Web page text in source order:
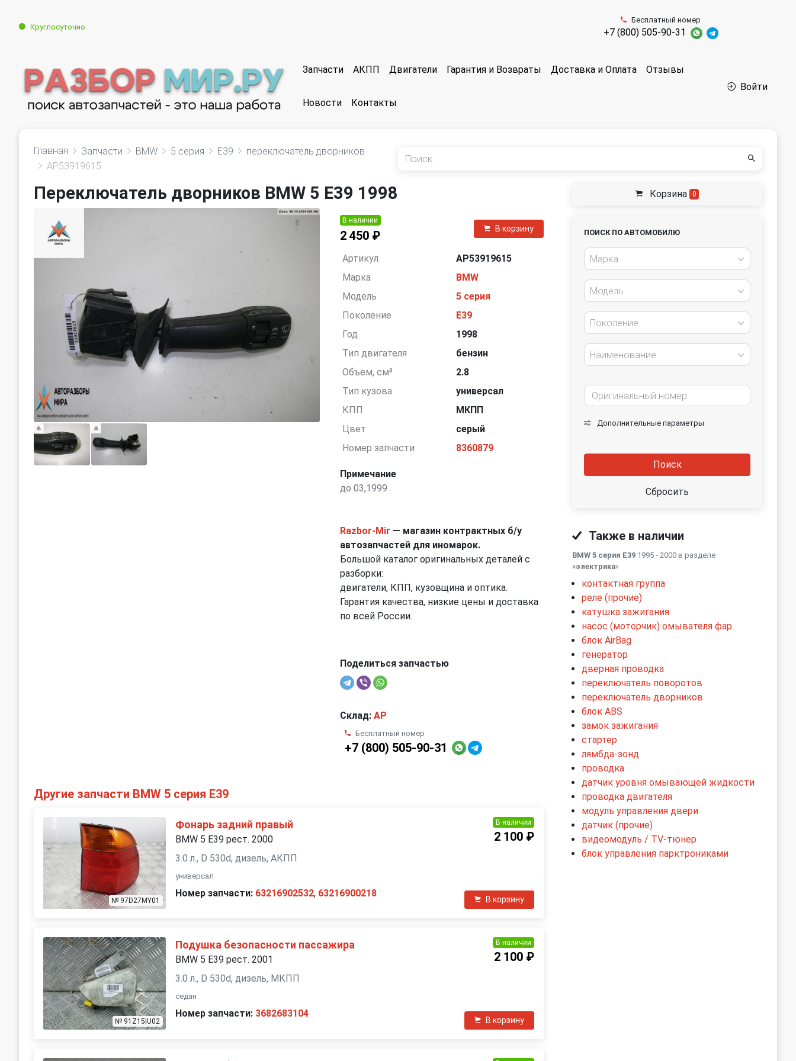
Круглосуточно
Бесплатный номер
+7 (800) 505-90-31
Запчасти АКПП Двигатели Гарантия и Возвраты Доставка и Оплата Отзывы
Новости Контакты
Войти
Главная Запчасти BMW 5 серия E39
переключатель дворников
AP53919615
Переключатель дворников BMW 5 E39 1998
В наличии
2 450 ₽
В корзину
Артикул
AP53919615
Марка
BMW
Модель
5 серия
Поколение
E39
Год
1998
Тип двигателя
бензин
Объем, см³
2.8
Тип кузова
универсал
КПП
МКПП
Цвет
серый
Номер запчасти
8360879
Примечание
до 03,1999
Razbor-Mir — магазин контрактных б/у
автозапчастей для иномарок.
Большой каталог оригинальных деталей с
разборки:
двигатели, КПП, кузовщина и оптика.
Гарантия качества, низкие цены и доставка
по всей России.
Поделиться запчастью
Склад: AP
Бесплатный номер
+7 (800) 505-90-31
Другие запчасти BMW 5 серия E39
№ 97D27MY01
Фонарь задний правый
BMW 5 E39 рест. 2000
3.0 л., D 530d, дизель, АКПП
универсал
Номер запчасти: 63216902532, 63216900218
В наличии
2 100 ₽
В корзину
№ 91Z15IU02
Подушка безопасности пассажира
BMW 5 E39 рест. 2001
3.0 л., D 530d, дизель, МКПП
седан
Номер запчасти: 3682683104
В наличии
2 100 ₽
В корзину
Корзина 0
ПОИСК ПО АВТОМОБИЛЮ
Марка
Модель
Поколение
Наименование
Дополнительные параметры
Поиск
Сбросить
Также в наличии
BMW 5 серия E39 1995 - 2000 в разделе
«электрика»
контактная группа
реле (прочие)
катушка зажигания
насос (моторчик) омывателя фар
блок AirBag
генератор
дверная проводка
переключатель поворотов
переключатель дворников
блок ABS
замок зажигания
стартер
лямбда-зонд
проводка
датчик уровня омывающей жидкости
проводка двигателя
модуль управления двери
датчик (прочие)
видеомодуль / TV-тюнер
блок управления парктрониками